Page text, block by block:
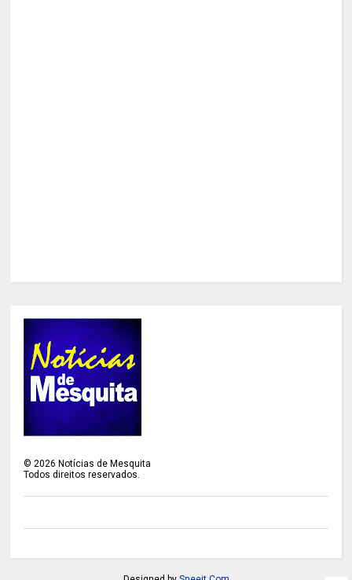
©2026 Notícias de Mesquita
Todos direitos reservados.